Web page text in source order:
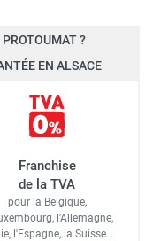
?
EN ALSACE
Franchise
de la TVA
pour la Belgique,
l'Allemagne,
l'Espagne, la Suisse…